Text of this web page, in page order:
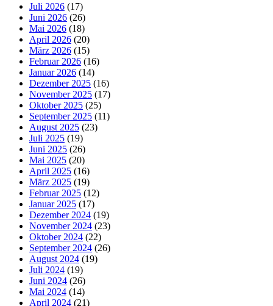
Juli 2026 (17)
Juni 2026 (26)
Mai 2026 (18)
April 2026 (20)
März 2026 (15)
Februar 2026 (16)
Januar 2026 (14)
Dezember 2025 (16)
November 2025 (17)
Oktober 2025 (25)
September 2025 (11)
August 2025 (23)
Juli 2025 (19)
Juni 2025 (26)
Mai 2025 (20)
April 2025 (16)
März 2025 (19)
Februar 2025 (12)
Januar 2025 (17)
Dezember 2024 (19)
November 2024 (23)
Oktober 2024 (22)
September 2024 (26)
August 2024 (19)
Juli 2024 (19)
Juni 2024 (26)
Mai 2024 (14)
April 2024 (21)